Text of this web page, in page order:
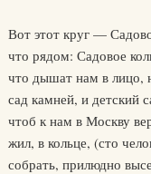
Вот этот круг —
что рядом: Садовое
что дышат нам в лицо,
сад камней, и детский
чтоб к нам в Москву
жил, в кольце, (сто
собрать, прилюдно